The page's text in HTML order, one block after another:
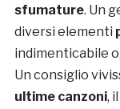
sfumature. Un
diversi elementi
indimenticabile
Un consiglio
ultime canzoni,